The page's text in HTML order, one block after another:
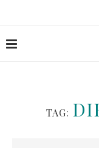
TAG: